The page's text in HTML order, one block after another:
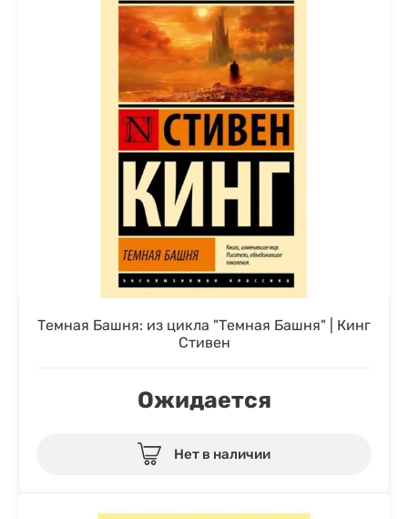
Темная Башня: из цикла "Темная Башня" | Кинг
Стивен
Ожидается
Нет в наличии